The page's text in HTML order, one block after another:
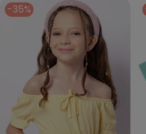
-35%